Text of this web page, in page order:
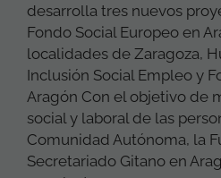
desarrolla tres nuevos
Fondo Social Europeo en
localidades de Zaragoza,
Inclusión Social Empleo y
Aragón Con el objetivo de
social y laboral de las
Comunidad Autónoma, la
Secretariado Gitano en